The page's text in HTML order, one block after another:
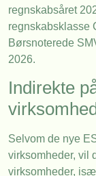
regnskabsåret
regnskabsklasse
Børsnoterede
2026.
Indirekte
Selvom de nye
virksomheder, vil
virksomheder,